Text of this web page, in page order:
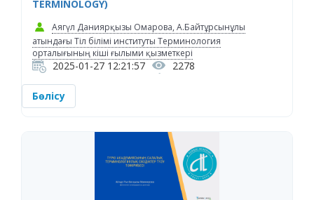
TERMINOLOGY)
Аягүл Даниярқызы Омарова, А.Байтұрсынұлы
атындағы Тіл білімі институты Терминология
орталығының кіші ғылыми қызметкері
2025-01-27 12:21:57 2278
Бөлісу